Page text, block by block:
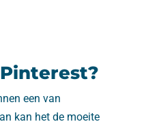
een van
kan het de moeite